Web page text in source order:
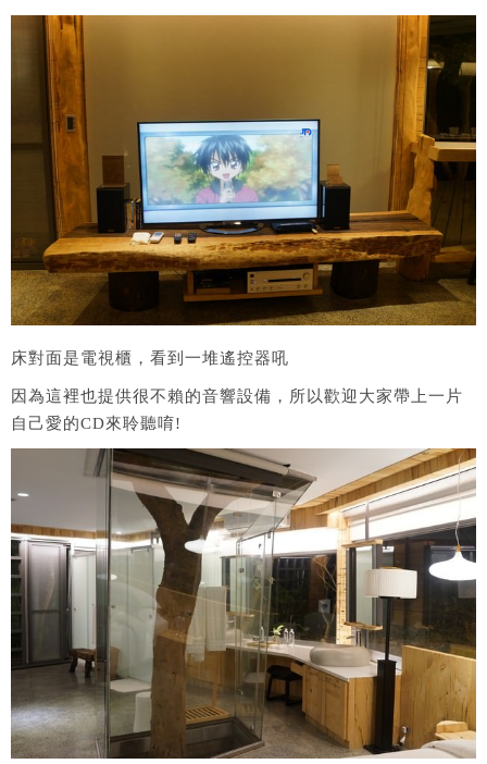
床對面是電視櫃，看到一堆遙控器吼
因為這裡也提供很不賴的音響設備，所以歡迎大家帶上一片
自己愛的CD來聆聽唷!